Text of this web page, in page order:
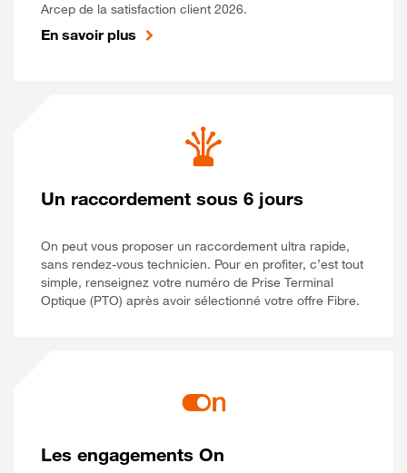
Arcep de la satisfaction client 2026.
En savoir plus
Un raccordement sous 6 jours
On peut vous proposer un raccordement ultra rapide,
sans rendez-vous technicien. Pour en profiter, c’est tout
simple, renseignez votre numéro de Prise Terminal
Optique (PTO) après avoir sélectionné votre offre Fibre.
Les engagements On